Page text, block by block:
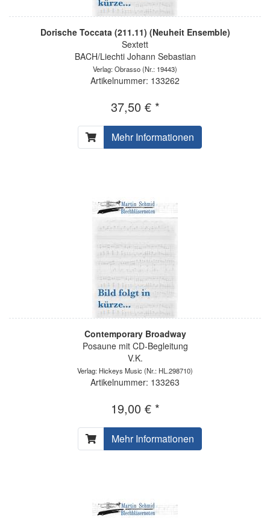
Dorische Toccata (211.11) (Neuheit Ensemble)
Sextett
BACH/Liechti Johann Sebastian
Verlag: Obrasso(Nr.: 19443)
Artikelnummer: 133262
37,50 € *
Mehr Informationen
Contemporary Broadway
Posaune mit CD-Begleitung
V.K.
Verlag: Hickeys Music(Nr.: HL.298710)
Artikelnummer: 133263
19,00 € *
Mehr Informationen